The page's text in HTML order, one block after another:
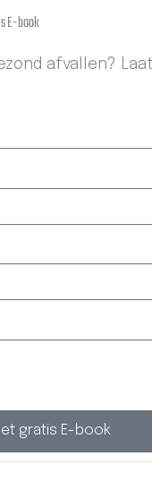
E-book
afvallen?
gratis E-book